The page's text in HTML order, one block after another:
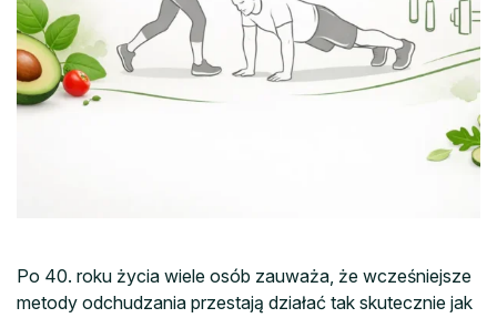
Po 40. roku życia wiele osób zauważa, że wcześniejsze
metody odchudzania przestają działać tak skutecznie jak